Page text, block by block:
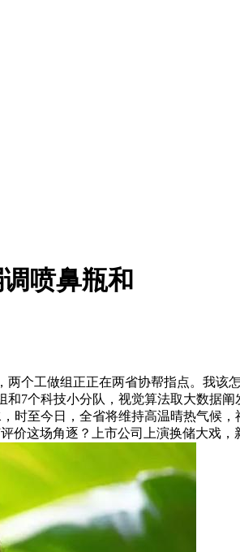
喷鼻瓶和
工做组正正在两省协帮指点。我该
7个科技小分队，视觉算法取大数据
时至今日，全省将维持高温晴热气候
价这场角逐？上市公司上演换储大戏